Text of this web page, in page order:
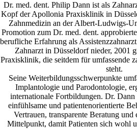
Dr. med. dent. Philip Dann ist als
Kopf der Apollonia Praxisklinik in
Zahnmedizin an der Albert-Ludwigs-
Promotion zum Dr. med. dent.
berufliche Erfahrung als
Zahnarzt in Düsseldorf nieder, 2001
Praxisklinik, die seitdem für umfassende
steht.
Seine Weiterbildungsschwerpunkte
Implantologie und Parodontologie,
internationale Fortbildungen. Dr.
einfühlsame und patientenorientierte
Vertrauen, transparente Beratung
Mittelpunkt, damit Patienten sich wohl